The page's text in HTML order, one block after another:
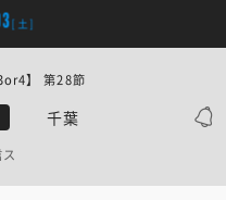
[土]
千葉
】 第28節